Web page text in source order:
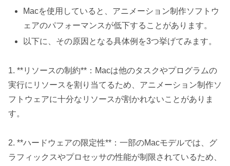
Macを使用していると、アニメーション制作ソフトウ
ェアのパフォーマンスが低下することがあります。
以下に、その原因となる具体例を3つ挙げてみます。
1. **リソースの制約**：Macは他のタスクやプログラムの
実行にリソースを割り当てるため、アニメーション制作ソ
フトウェアに十分なリソースが割かれないことがありま
す。
2. **ハードウェアの限定性**：一部のMacモデルでは、グ
ラフィックスやプロセッサの性能が制限されているため、